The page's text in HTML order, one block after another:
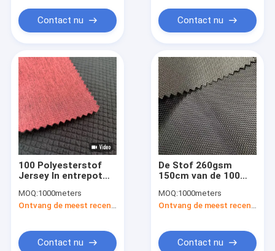
Producten
Ongeveer ons
Fabrieksreis
Kwaliteitscontrole
Nieuws
Gevallen
Contact nu Contact nu
100 Polyesterstof
Jersey In entrepot
Waterdichte Wind
MOQ:1000meters
Contact nu
De Stof 260gsm
150cm van de 100
Oxford Doek met
Glanzende Pu-
MOQ:1000meters
Contact nu